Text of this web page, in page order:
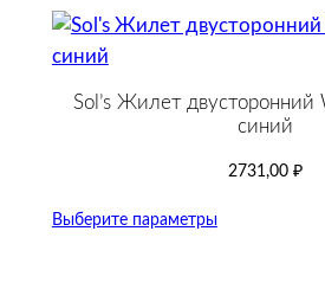
Sol’s Жилет двусторонний
синий
2731,00 ₽
Выберите параметры